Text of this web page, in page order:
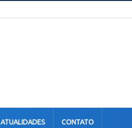
ATUALIDADES CONTATO